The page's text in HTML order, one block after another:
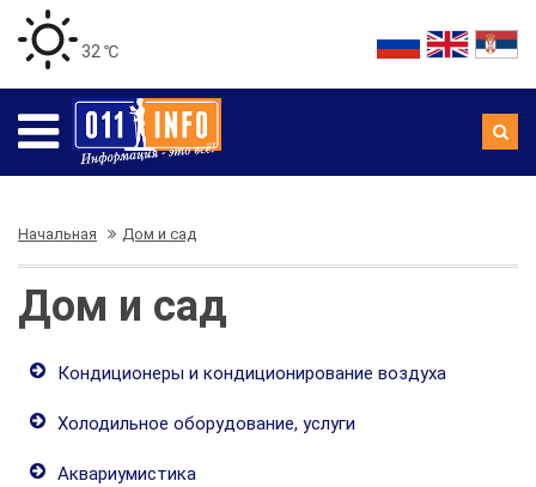
32 ℃
Начальная Дом и сад
Дом и сад
Кондиционеры и кондиционирование воздуха
Холодильное оборудование, услуги
Аквариумистика